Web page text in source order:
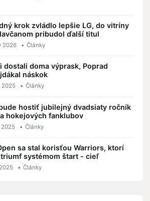
krok zvládlo lepšie LG, do vitríny
pribudol ďalší titul
2026 • Články
dostali doma výprask, Poprad
náskok
2025 • Články
hostiť jubilejný dvadsiaty ročník
hokejových fanklubov
2025 • Články
sa stal korisťou Warriors, ktorí
systémom štart - cieľ
• Články